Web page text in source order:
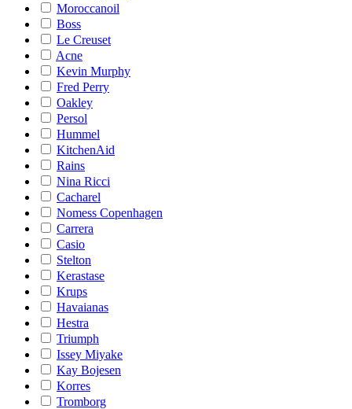
Moroccanoil
Boss
Le Creuset
Acne
Kevin Murphy
Fred Perry
Oakley
Persol
Hummel
KitchenAid
Rains
Nina Ricci
Cacharel
Nomess Copenhagen
Carrera
Casio
Stelton
Kerastase
Krups
Havaianas
Hestra
Triumph
Issey Miyake
Kay Bojesen
Korres
Tromborg